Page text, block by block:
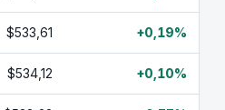
$533,61 +0,19%
$534,12 +0,10%